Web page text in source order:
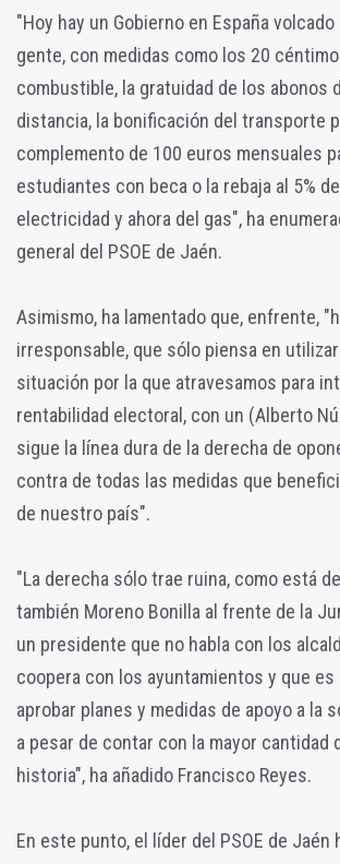
"Hoy hay un Gobierno en España volcado
gente, con medidas como los 20
combustible, la gratuidad de los abonos
distancia, la bonificación del transporte
complemento de 100 euros mensuales
estudiantes con beca o la rebaja al 5%
electricidad y ahora del gas", ha
general del PSOE de Jaén.
Asimismo, ha lamentado que, enfrente,
irresponsable, que sólo piensa en
situación por la que atravesamos para
rentabilidad electoral, con un (Alberto
sigue la línea dura de la derecha de
contra de todas las medidas que
de nuestro país".
"La derecha sólo trae ruina, como está
también Moreno Bonilla al frente de la
un presidente que no habla con los
coopera con los ayuntamientos y que es
aprobar planes y medidas de apoyo a la
a pesar de contar con la mayor cantidad
historia", ha añadido Francisco Reyes.
En este punto, el líder del PSOE de Jaén